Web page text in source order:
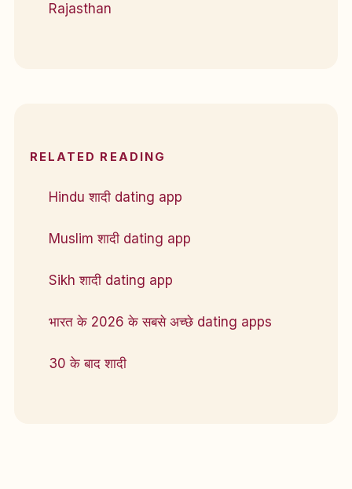
Rajasthan
RELATED READING
Hindu शादी dating app
Muslim शादी dating app
Sikh शादी dating app
भारत के 2026 के सबसे अच्छे dating apps
30 के बाद शादी